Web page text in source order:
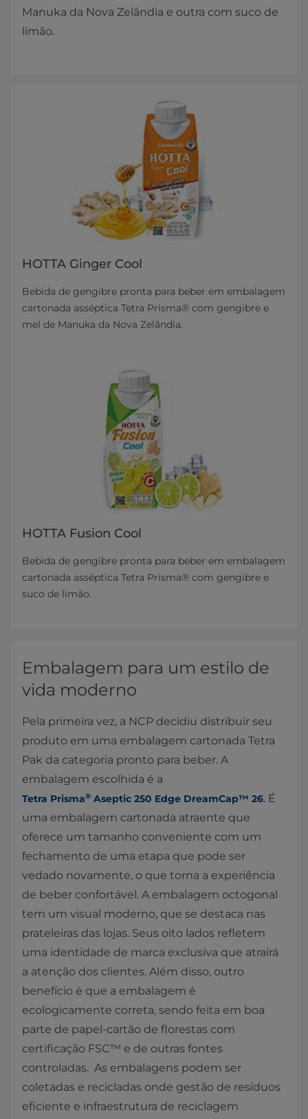
Manuka da Nova Zelândia e outra com suco de
limão.
HOTTA Ginger Cool
Bebida de gengibre pronta para beber em embalagem
cartonada asséptica Tetra Prisma® com gengibre e
mel de Manuka da Nova Zelândia.
HOTTA Fusion Cool
Bebida de gengibre pronta para beber em embalagem
cartonada asséptica Tetra Prisma® com gengibre e
suco de limão.
Embalagem para um estilo de
vida moderno
Pela primeira vez, a NCP decidiu distribuir seu
produto em uma embalagem cartonada Tetra
Pak da categoria pronto para beber. A
embalagem escolhida é a
Tetra Prisma® Aseptic 250 Edge DreamCap™ 26. É
uma embalagem cartonada atraente que
oferece um tamanho conveniente com um
fechamento de uma etapa que pode ser
vedado novamente, o que torna a experiência
de beber confortável. A embalagem octogonal
tem um visual moderno, que se destaca nas
prateleiras das lojas. Seus oito lados refletem
uma identidade de marca exclusiva que atrairá
a atenção dos clientes. Além disso, outro
benefício é que a embalagem é
ecologicamente correta, sendo feita em boa
parte de papel-cartão de florestas com
certificação FSC™ e de outras fontes
controladas. As embalagens podem ser
coletadas e recicladas onde gestão de resíduos
eficiente e infraestrutura de reciclagem